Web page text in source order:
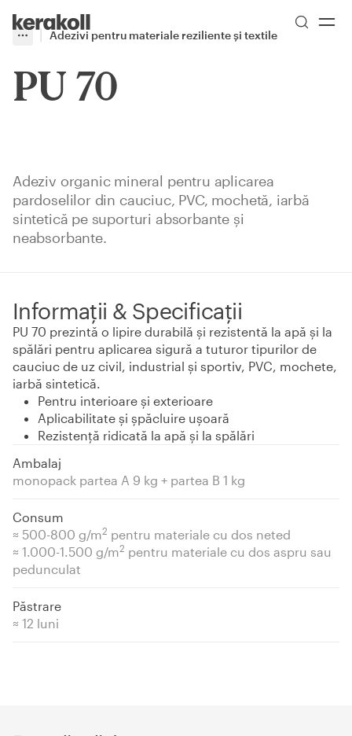
Go to Homepage
More
Toggle menu
Adezivi pentru materiale reziliente și textile
PU 70
Adeziv organic mineral pentru aplicarea
pardoselilor din cauciuc, PVC, mochetă, iarbă
sintetică pe suporturi absorbante şi
neabsorbante.
Informații & Specificații
PU 70 prezintă o lipire durabilă şi rezistentă la apă şi la
spălări pentru aplicarea sigură a tuturor tipurilor de
cauciuc de uz civil, industrial şi sportiv, PVC, mochete,
iarbă sintetică.
Pentru interioare şi exterioare
Aplicabilitate şi şpăcluire uşoară
Rezistență ridicată la apă şi la spălări
Ambalaj
monopack partea A 9 kg + partea B 1 kg
Consum
≈ 500-800 g/m2 pentru materiale cu dos neted
≈ 1.000-1.500 g/m2 pentru materiale cu dos aspru sau
pedunculat
Păstrare
≈ 12 luni